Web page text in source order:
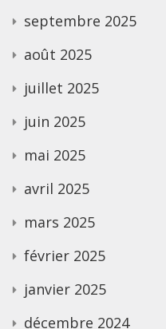
septembre 2025
août 2025
juillet 2025
juin 2025
mai 2025
avril 2025
mars 2025
février 2025
janvier 2025
décembre 2024